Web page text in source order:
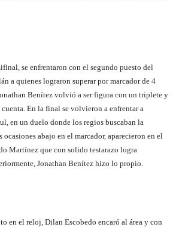
se enfrentaron con el segundo puesto del
a quienes lograron superar por marcador de 4
Benítez volvió a ser figura con un triplete y
En la final se volvieron a enfrentar a
en un duelo donde los regios buscaban la
ocasiones abajo en el marcador, aparecieron en el
Martínez que con solido testarazo logra
Jonathan Benítez hizo lo propio.
en el reloj, Dilan Escobedo encaró al área y con